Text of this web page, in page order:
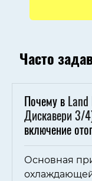
Часто
Почему в
Дискавери 3/
включение
Основная